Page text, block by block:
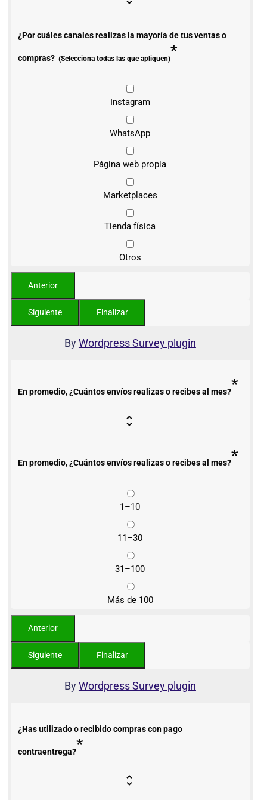
¿Por cuáles canales realizas la mayoría de tus ventas o
compras? (Selecciona todas las que apliquen)*
Instagram
WhatsApp
Página web propia
Marketplaces
Tienda física
Otros
ByWordpress Survey plugin
En promedio, ¿Cuántos envíos realizas o recibes al mes?*
En promedio, ¿Cuántos envíos realizas o recibes al mes?*
1–10
11–30
31–100
Más de 100
ByWordpress Survey plugin
¿Has utilizado o recibido compras con pago
contraentrega?*